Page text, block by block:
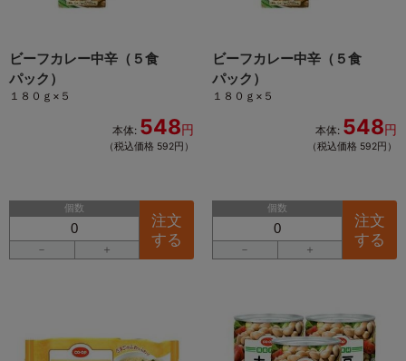
ビーフカレー中辛（５食
パック）
１８０ｇ×５
本体: 548円
（税込価格 592円）
個数
－ ＋
注文
する
ビーフカレー中辛（５食
パック）
１８０ｇ×５
本体: 548円
（税込価格 592円）
個数
－ ＋
注文
する